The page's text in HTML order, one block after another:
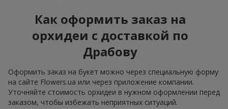
Как оформить заказ на
орхидеи с доставкой по
Драбову
Оформить заказ на букет можно через специальную форму
на сайте Flowers.ua или через приложение компании.
Уточняйте стоимость орхидеи в нужном оформлении перед
заказом, чтобы избежать неприятных ситуаций.